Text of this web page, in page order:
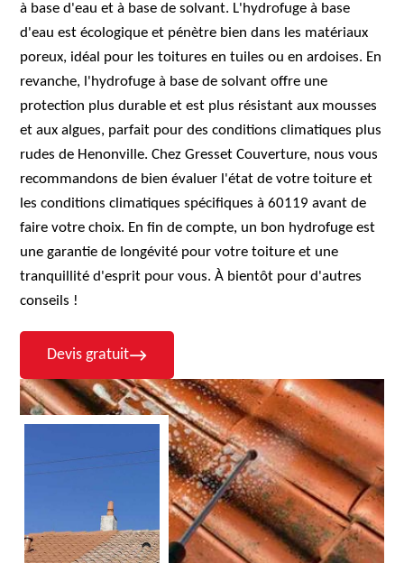
à base d'eau et à base de solvant. L'hydrofuge à base
d'eau est écologique et pénètre bien dans les matériaux
poreux, idéal pour les toitures en tuiles ou en ardoises. En
revanche, l'hydrofuge à base de solvant offre une
protection plus durable et est plus résistant aux mousses
et aux algues, parfait pour des conditions climatiques plus
rudes de Henonville. Chez Gresset Couverture, nous vous
recommandons de bien évaluer l'état de votre toiture et
les conditions climatiques spécifiques à 60119 avant de
faire votre choix. En fin de compte, un bon hydrofuge est
une garantie de longévité pour votre toiture et une
tranquillité d'esprit pour vous. À bientôt pour d'autres
conseils !
Devis gratuit